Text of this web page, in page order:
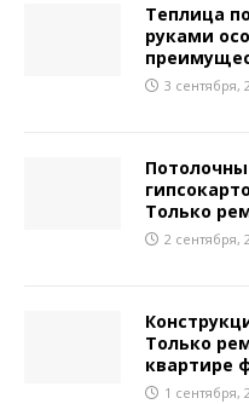
Теплица
руками
3 сентября,
Только
2 сентября,
Только
квартире
1 сентября,